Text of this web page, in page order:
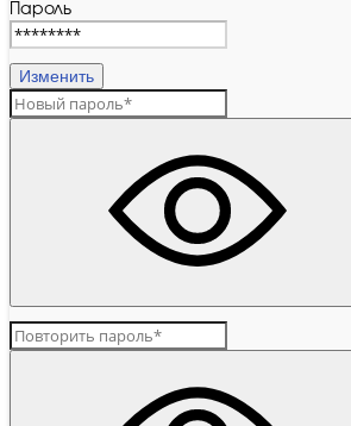
Пароль
Изменить